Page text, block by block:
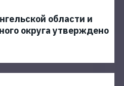
области и
округа утверждено